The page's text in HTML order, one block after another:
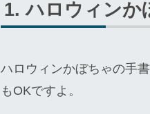
ハロウィンか
ハロウィンかぼちゃの手書
もOKですよ。